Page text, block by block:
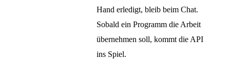
Hand erledigt, bleib beim Chat.
Sobald ein Programm die Arbeit
übernehmen soll, kommt die API
ins Spiel.